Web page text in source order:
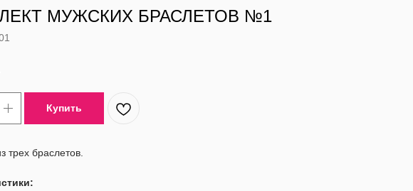
МУЖСКИХ БРАСЛЕТОВ №1
Купить
трех браслетов.